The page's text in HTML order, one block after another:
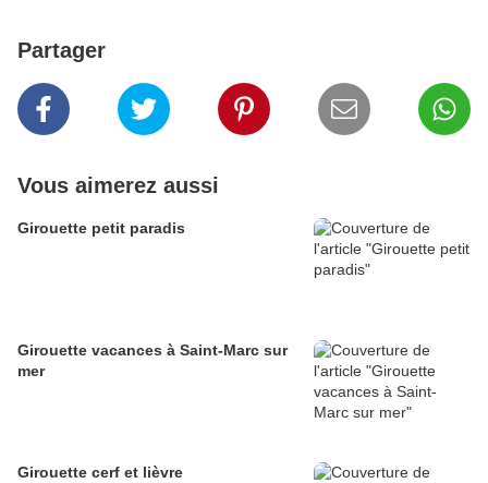
Partager
Vous aimerez aussi
Girouette petit paradis
Girouette vacances à Saint-Marc sur
mer
Girouette cerf et lièvre